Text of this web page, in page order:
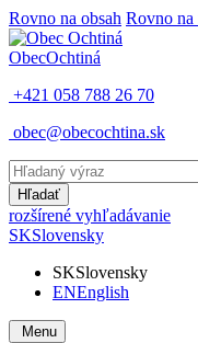
Rovno na obsah Rovno na
ObecOchtiná
+421 058 788 26 70
obec@obecochtina.sk
Hľadať
rozšírené vyhľadávanie
SKSlovensky
SKSlovensky
ENEnglish
Menu